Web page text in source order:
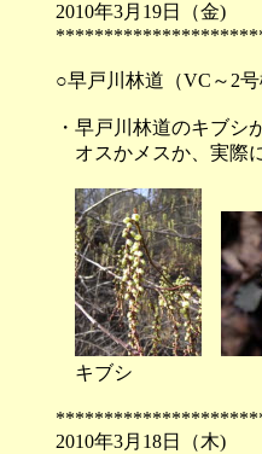
2010年3
○早戸川林道（VC～2号
・早戸川林道のキブシ
オスかメスか、実際
キブシ トウ
2010年3